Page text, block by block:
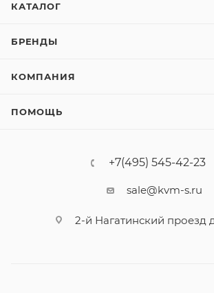
КАТАЛОГ
БРЕНДЫ
КОМПАНИЯ
ПОМОЩЬ
+7(495) 545-42-23
sale@kvm-s.ru
2-й Нагатинский проезд